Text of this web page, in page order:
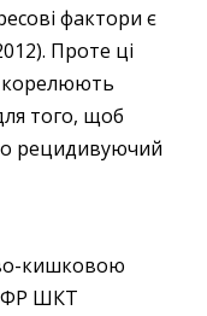
фактори є
Проте ці
корелюють
того, щоб
рецидивуючий
кишковою
ФР ШКТ